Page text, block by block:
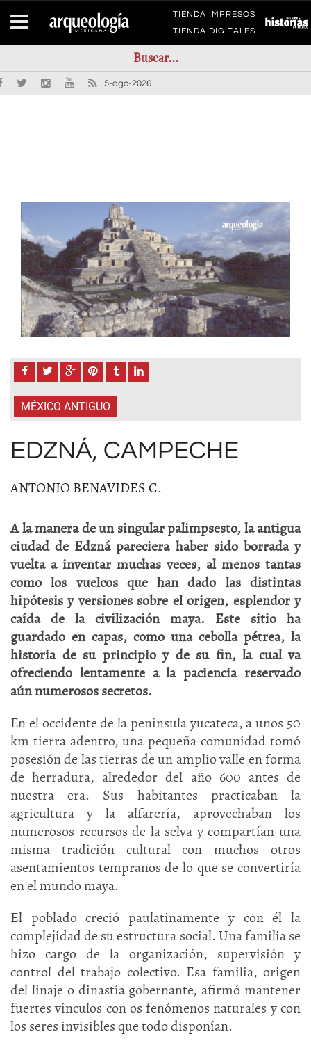
TIENDA IMPRESOS
TIENDA DIGITALES
5-ago-2026
MÉXICO ANTIGUO
EDZNÁ, CAMPECHE
ANTONIO BENAVIDES C.
A la manera de un singular palimpsesto, la antigua
ciudad de Edzná pareciera haber sido borrada y
vuelta a inventar muchas veces, al menos tantas
como los vuelcos que han dado las distintas
hipótesis y versiones sobre el origen, esplendor y
caída de la civilización maya. Este sitio ha
guardado en capas, como una cebolla pétrea, la
historia de su principio y de su fin, la cual va
ofreciendo lentamente a la paciencia reservado
aún numerosos secretos.
En el occidente de la península yucateca, a unos 50
km tierra adentro, una pequeña comunidad tomó
posesión de las tierras de un amplio valle en forma
de herradura, alrededor del año 600 antes de
nuestra era. Sus habitantes practicaban la
agricultura y la alfarería, aprovechaban los
numerosos recursos de la selva y compartían una
misma tradición cultural con muchos otros
asentamientos tempranos de lo que se convertiría
en el mundo maya.
El poblado creció paulatinamente y con él la
complejidad de su estructura social. Una familia se
hizo cargo de la organización, supervisión y
control del trabajo colectivo. Esa familia, origen
del linaje o dinastía gobernante, afirmó mantener
fuertes vínculos con os fenómenos naturales y con
los seres invisibles que todo disponían.